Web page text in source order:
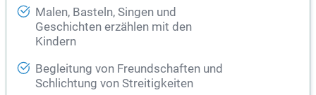
Malen, Basteln, Singen und
Geschichten erzählen mit den
Kindern
Begleitung von Freundschaften und
Schlichtung von Streitigkeiten